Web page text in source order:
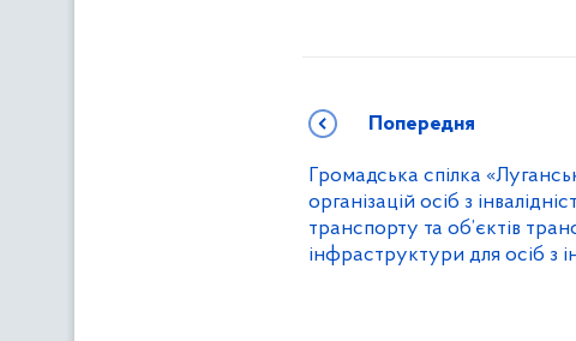
Попередня
Громадська спілка
організацій осіб з
транспорту та об’єктів
інфраструктури для осіб з